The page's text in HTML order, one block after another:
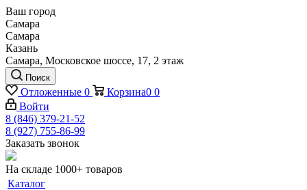
Ваш город
Самара
Самара
Казань
Самара, Московское шоссе, 17, 2 этаж
Поиск
Отложенные 0 Корзина0 0
Войти
8 (846) 379-21-52
8 (927) 755-86-99
Заказать звонок
На складе 1000+ товаров
Каталог